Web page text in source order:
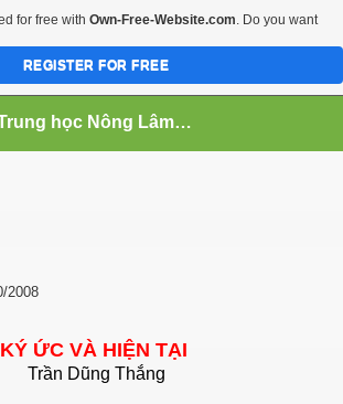
Trung học Nông Lâm Súc Cần Thơ
2008
KÝ ỨC VÀ HIỆN TẠI
Trần Dũng Thắng
for free with Own-Free-Website.com. Do you want
REGISTER FOR FREE